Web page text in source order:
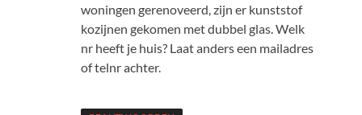
woningen gerenoveerd, zijn er kunststof
kozijnen gekomen met dubbel glas. Welk
nr heeft je huis? Laat anders een mailadres
of telnr achter.